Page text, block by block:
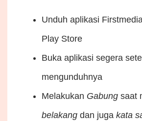
Unduh aplikasi
Play Store
Buka aplikasi segera
mengunduhnya
Melakukan Gabung saat
belakang dan juga kata